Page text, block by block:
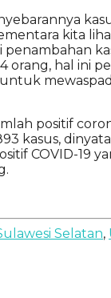
kita
penambahan
orang, hal ini
positif
kasus,
COVID-19
Selatan,